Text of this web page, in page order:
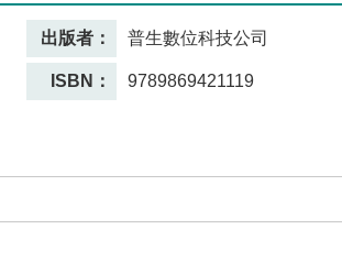
出版者： 普生數位科技公司
ISBN： 9789869421119